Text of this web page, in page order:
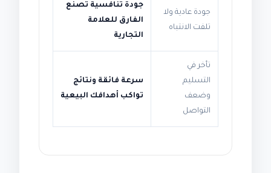
جودة عادية ولا
تلفت الانتباه
جودة تنافسية تصنع
الفارق للعلامة
التجارية
تأخر في
التسليم
وضعف
التواصل
سرعة فائقة ونتائج
تواكب أهدافك البيعية